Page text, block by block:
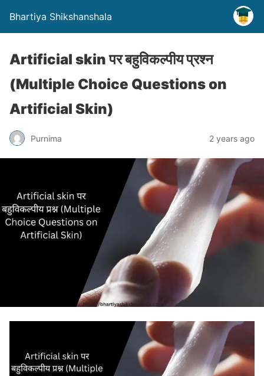
Bhartiya Shikshanshala
Artificial skin पर बहुविकल्पीय प्रश्न
(Multiple Choice Questions on
Artificial Skin)
Purnima 2 years ago